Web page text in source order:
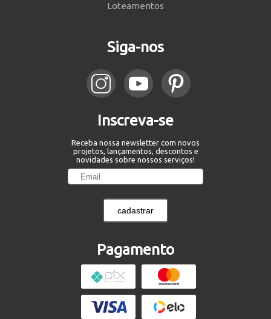
Loteamentos
Siga-nos
Inscreva-se
Receba nossa newsletter com novos
projetos, lançamentos, descontos e
novidades sobre nossos serviços!
cadastrar
Pagamento